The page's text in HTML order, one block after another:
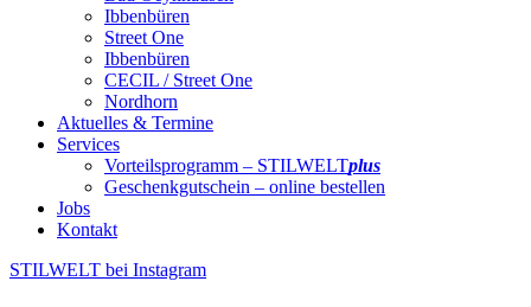
Ibbenbüren
Street One
Ibbenbüren
CECIL / Street One
Nordhorn
Aktuelles & Termine
Services
Vorteilsprogramm – STILWELTplus
Geschenkgutschein – online bestellen
Jobs
Kontakt
STILWELT bei Instagram